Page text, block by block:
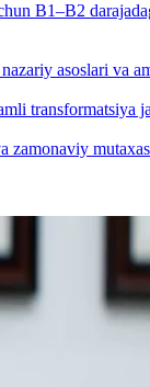
B1–B2
asoslari va
transformatsiya